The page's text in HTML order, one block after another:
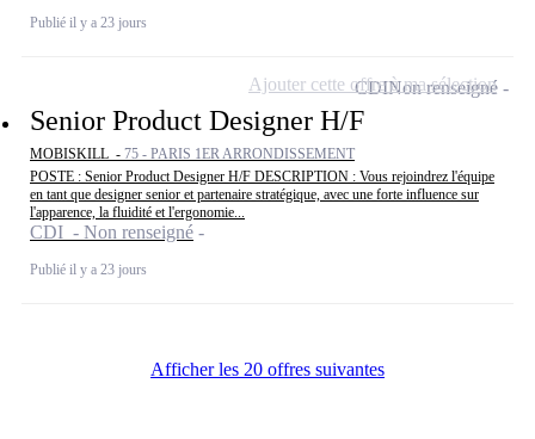
Publié il y a 23 jours
Senior Product Designer H/F
MOBISKILL - 75 - PARIS 1ER ARRONDISSEMENT
POSTE : Senior Product Designer H/F DESCRIPTION : Vous rejoindrez l'équipe
en tant que designer senior et partenaire stratégique, avec une forte influence sur
l'apparence, la fluidité et l'ergonomie...
CDI - Non renseigné
Publié il y a 23 jours
CDINon renseigné
Ajouter cette offre à ma sélection
Afficher les 20 offres suivantes